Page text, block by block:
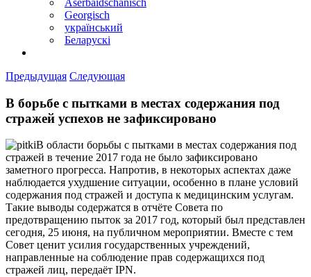
Aserbaidschanisch
Georgisch
український
Беларускі
Предыдущая Следующая
В борьбе с пытками в местах содержания под
стражей успехов не зафиксировано
В области борьбы с пытками в местах содержания под
стражей в течение 2017 года не было зафиксировано
заметного прогресса. Напротив, в некоторых аспектах даже
наблюдается ухудшение ситуации, особенно в плане условий
содержания под стражей и доступа к медицинским услугам.
Такие выводы содержатся в отчёте Совета по
предотвращению пыток за 2017 год, который был представлен
сегодня, 25 июня, на публичном мероприятии. Вместе с тем
Совет ценит усилия государственных учреждений,
направленные на соблюдение прав содержащихся под
стражей лиц, передаёт IPN.